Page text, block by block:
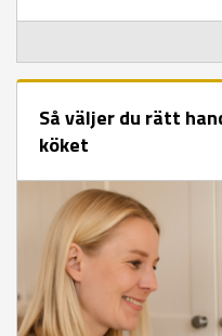
Så väljer du rätt
köket